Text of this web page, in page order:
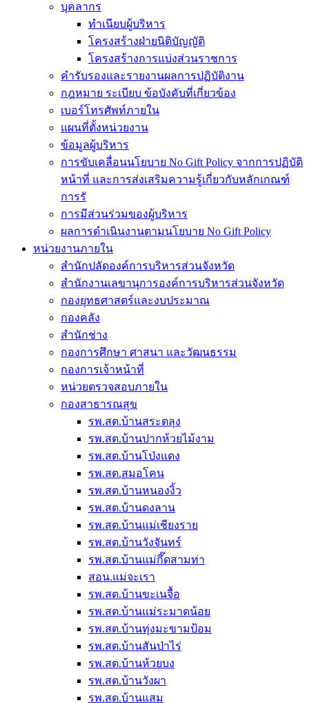
บุคลากร
ทำเนียบผู้บริหาร
โครงสร้างฝ่ายนิติบัญญัติ
โครงสร้างการแบ่งส่วนราชการ
คำรับรองและรายงานผลการปฏิบัติงาน
กฎหมาย ระเบียบ ข้อบังคับที่เกี่ยวข้อง
เบอร์โทรศัพท์ภายใน
แผนที่ตั้งหน่วยงาน
ข้อมูลผู้บริหาร
การขับเคลื่อนนโยบาย No Gift Policy จากการปฏิบัติ
หน้าที่ และการส่งเสริมความรู้เกี่ยวกับหลักเกณฑ์
การรั
การมีส่วนร่วมของผู้บริหาร
ผลการดำเนินงานตามนโยบาย No Gift Policy
หน่วยงานภายใน
สำนักปลัดองค์การบริหารส่วนจังหวัด
สำนักงานเลขานุการองค์การบริหารส่วนจังหวัด
กองยุทธศาสตร์และงบประมาณ
กองคลัง
สำนักช่าง
กองการศึกษา ศาสนา และวัฒนธรรม
กองการเจ้าหน้าที่
หน่วยตรวจสอบภายใน
กองสาธารณสุข
รพ.สต.บ้านสระตลุง
รพ.สต.บ้านปากห้วยไม้งาม
รพ.สต.บ้านโป่งแดง
รพ.สต.สมอโคน
รพ.สต.บ้านหนองงิ้ว
รพ.สต.บ้านดงลาน
รพ.สต.บ้านแม่เชียงราย
รพ.สต.บ้านวังจันทร์
รพ.สต.บ้านแม่กึ๊ดสามท่า
สอน.แม่จะเรา
รพ.สต.บ้านขะเนจื้อ
รพ.สต.บ้านแม่ระมาดน้อย
รพ.สต.บ้านทุ่งมะขามป้อม
รพ.สต.บ้านสันป่าไร่
รพ.สต.บ้านห้วยบง
รพ.สต.บ้านวังผา
รพ.สต.บ้านแสม